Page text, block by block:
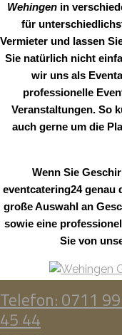
Wehingen in
für
Vermieter und lassen
Sie natürlich nicht
wir uns als
professionelle
Veranstaltungen. So
auch gerne um die
Wenn Sie
eventcatering24 genau
große Auswahl an
sowie eine
Sie von
Telefon: 0711
45 44